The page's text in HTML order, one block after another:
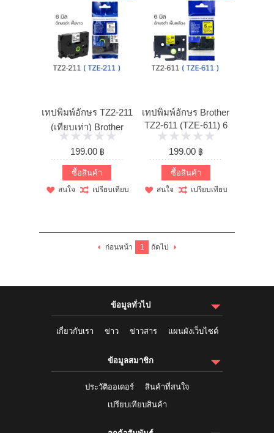
เทปพิมพ์อักษร TZ2-211
(เทียบเท่า) Brother
TZE-211
199.00 ฿
ซื้อสินค้า
สนใจ เปรียบเทียบ
เทปพิมพ์อักษร Brother
TZ2-611 (TZE-611) 6
มม. ...
199.00 ฿
ซื้อสินค้า
สนใจ เปรียบเทียบ
ก่อนหน้า 1 ถัดไป
ข้อมูลทั่วไป
เกี่ยวกับเรา ข่าว ข่าวสาร แผนผังเว็บไซต์
ข้อมูลสมาชิก
ประวัติออเดอร์
สินค้าที่สนใจ
เปรียบเทียบสินค้า